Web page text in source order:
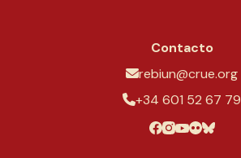
Contacto
rebiun@crue.org
+34 601 52 67 79